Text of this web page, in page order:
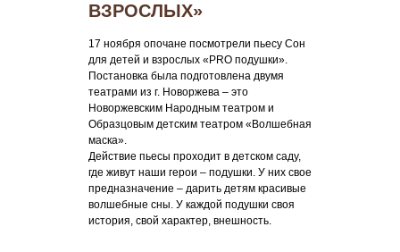
ВЗРОСЛЫХ»
17 ноября опочане посмотрели пьесу Сон
для детей и взрослых «PRO подушки».
Постановка была подготовлена двумя
театрами из г. Новоржева – это
Новоржевским Народным театром и
Образцовым детским театром «Волшебная
маска».
Действие пьесы проходит в детском саду,
где живут наши герои – подушки. У них свое
предназначение – дарить детям красивые
волшебные сны. У каждой подушки своя
история, свой характер, внешность.